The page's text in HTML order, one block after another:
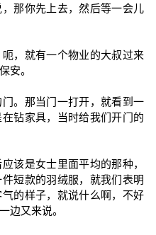
那你先上去，然后等一会儿
，就有一个物业的大叔过来
安。
。那当门一打开，就看到一
钻家具，当时给我们开门的
该是女士里面平均的那种，
短款的羽绒服，就我们表明
的样子，就说什么啊，不好
边又来说。